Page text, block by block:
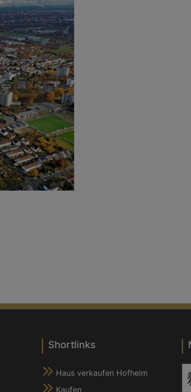
Shortlinks
Haus verkaufen Hofheim
Kaufen